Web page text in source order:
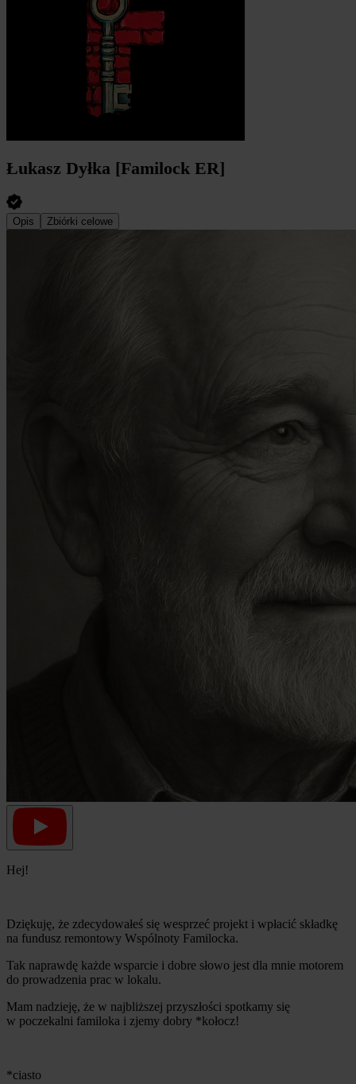
Łukasz Dyłka [Familock ER]
Opis Zbiórki celowe
Hej!
Dziękuję, że zdecydowałeś się wesprzeć projekt i wpłacić składkę
na fundusz remontowy Wspólnoty Familocka.
Tak naprawdę każde wsparcie i dobre słowo jest dla mnie motorem
do prowadzenia prac w lokalu.
Mam nadzieję, że w najbliższej przyszłości spotkamy się
w poczekalni familoka i zjemy dobry *kołocz!
*ciasto